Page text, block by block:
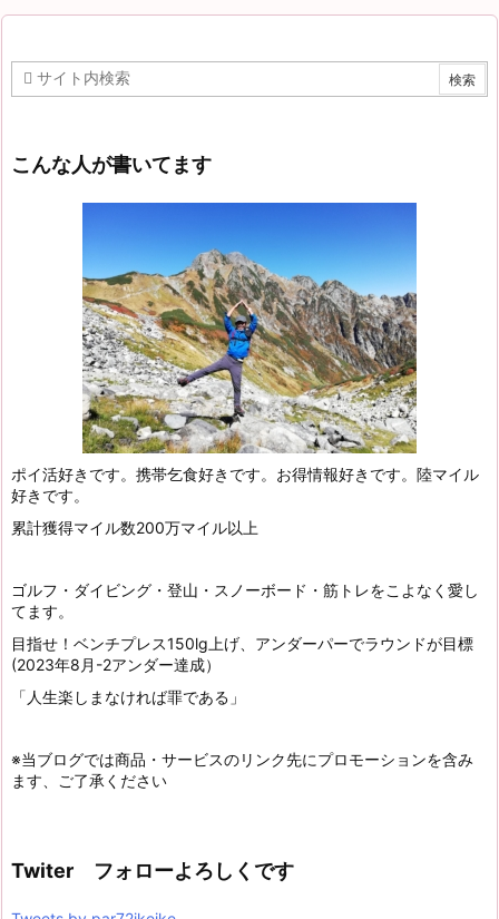
こんな人が書いてます
ポイ活好きです。携帯乞食好きです。お得情報好きです。陸マイル
好きです。
累計獲得マイル数200万マイル以上
ゴルフ・ダイビング・登山・スノーボード・筋トレをこよなく愛し
てます。
目指せ！ベンチプレス150lg上げ、アンダーパーでラウンドが目標
(2023年8月-2アンダー達成）
「人生楽しまなければ罪である」
※当ブログでは商品・サービスのリンク先にプロモーションを含み
ます、ご了承ください
Twiter フォローよろしくです